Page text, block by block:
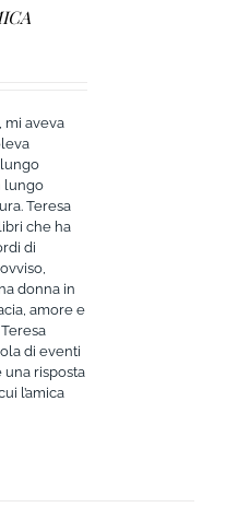
mi aveva
lungo
Teresa
che ha
di
donna in
amore e
di eventi
risposta
l’amica